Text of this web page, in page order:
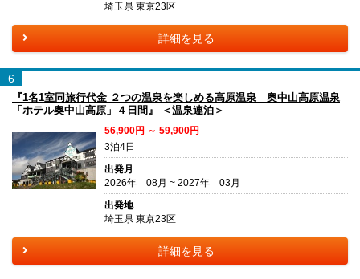
埼玉県 東京23区
詳細を見る
6
『1名1室同旅行代金 ２つの温泉を楽しめる高原温泉 奥中山高原温泉
「ホテル奥中山高原」４日間』 ＜温泉連泊＞
56,900円 ～ 59,900円
3泊4日
出発月
2026年 08月 ~ 2027年 03月
出発地
埼玉県 東京23区
詳細を見る